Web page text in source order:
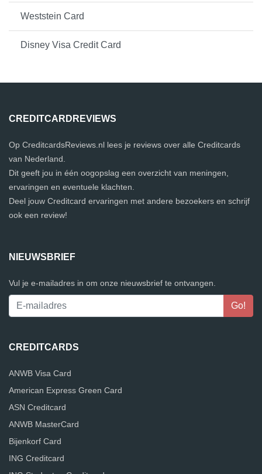
Weststein Card
Disney Visa Credit Card
CREDITCARDREVIEWS
Op CreditcardsReviews.nl lees je reviews over alle Creditcards
van Nederland.
Dit geeft jou in één oogopslag een overzicht van meningen,
ervaringen en eventuele klachten.
Deel jouw Creditcard ervaringen met andere bezoekers en schrijf
ook een review!
NIEUWSBRIEF
Vul je e-mailadres in om onze nieuwsbrief te ontvangen.
CREDITCARDS
ANWB Visa Card
American Express Green Card
ASN Creditcard
ANWB MasterCard
Bijenkorf Card
ING Creditcard